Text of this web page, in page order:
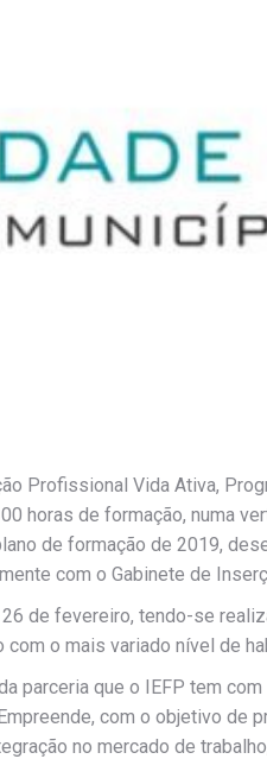
Profissional Vida Ativa,
horas de formação, numa
de formação de 2019,
com o Gabinete de
de fevereiro, tendo-se
o mais variado nível de
parceria que o IEFP tem
com o objetivo de
no mercado de